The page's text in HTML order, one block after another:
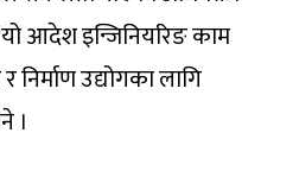
आदेश इन्जिनियरिङ काम
निर्माण उद्योगका लागि
।